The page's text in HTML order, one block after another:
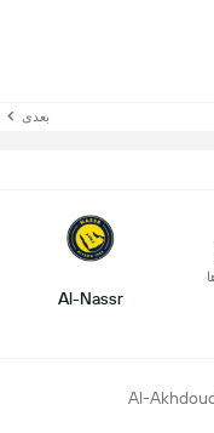
بعدی
Al-Nassr
Al-